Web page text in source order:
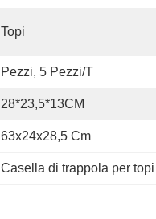
Topi
Pezzi, 5 Pezzi/t
28*23,5*13CM
63x24x28,5 Cm
Casella di trappola per